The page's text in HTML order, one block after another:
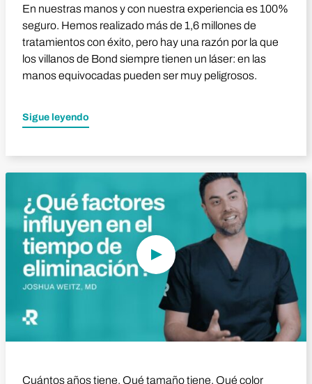
En nuestras manos y con nuestra experiencia es 100%
seguro. Hemos realizado más de 1,6 millones de
tratamientos con éxito, pero hay una razón por la que
los villanos de Bond siempre tienen un láser: en las
manos equivocadas pueden ser muy peligrosos.
Sigue leyendo
Reproducir vídeo
Cuántos años tiene. Qué tamaño tiene. Qué color